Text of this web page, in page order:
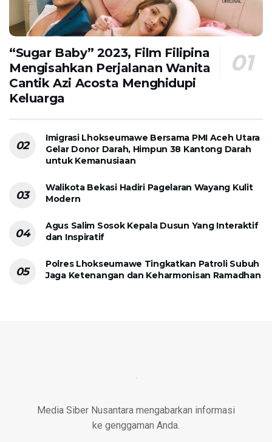
“Sugar Baby” 2023, Film Filipina
Mengisahkan Perjalanan Wanita
Cantik Azi Acosta Menghidupi
Keluarga
Imigrasi Lhokseumawe Bersama PMI Aceh Utara
Gelar Donor Darah, Himpun 38 Kantong Darah
untuk Kemanusiaan
Walikota Bekasi Hadiri Pagelaran Wayang Kulit
Modern
Agus Salim Sosok Kepala Dusun Yang Interaktif
dan Inspiratif
Polres Lhokseumawe Tingkatkan Patroli Subuh
Jaga Ketenangan dan Keharmonisan Ramadhan
Media Siber Nusantara mengabarkan informasi
ke genggaman Anda.